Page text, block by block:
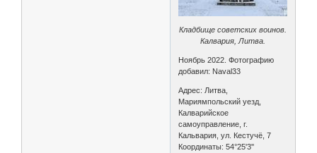
Кладбище советских воинов.
Калвария, Литва.
Ноябрь 2022. Фотографию
добавил: Naval33
Адрес: Литва,
Мариямпольский уезд,
Калварийское
самоуправление, г.
Кальвария, ул. Кестучё, 7
Координаты: 54°25'3''